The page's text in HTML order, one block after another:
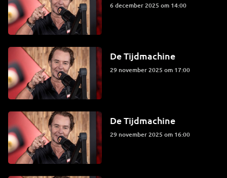
6 december 2025 om 14:00
De Tijdmachine
29 november 2025 om 17:00
De Tijdmachine
29 november 2025 om 16:00